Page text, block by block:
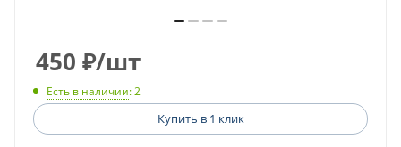
450 ₽/шт
Есть в наличии: 2
Купить в 1 клик